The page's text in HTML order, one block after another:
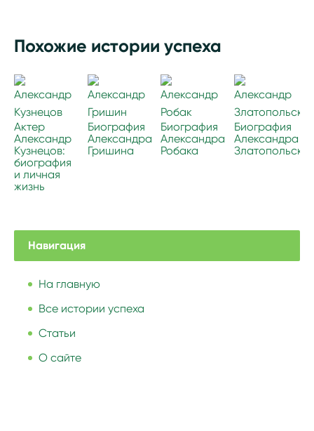
Похожие истории успеха
Актер
Александр
Кузнецов:
биография
и личная
жизнь
Биография
Александра
Гришина
Биография
Александра
Робака
Биография
Александра
Навигация
На главную
Все истории успеха
Статьи
О сайте